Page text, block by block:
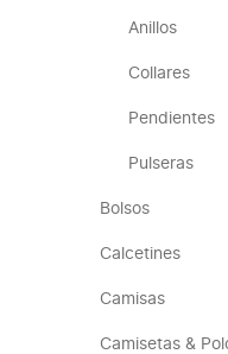
Anillos
Collares
Pendientes
Pulseras
Bolsos
Calcetines
Camisas
Camisetas &